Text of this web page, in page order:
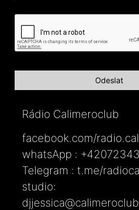
Rádio Calimeroclub
facebook.com/
whatsApp :
Telegram : t.me/
studio: